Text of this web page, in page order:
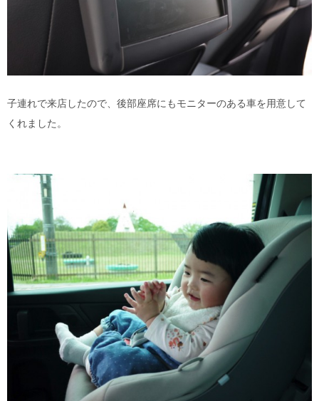
子連れで来店したので、後部座席にもモニターのある車を用意して
くれました。